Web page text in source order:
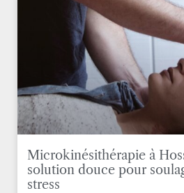
Microkinésithérapie à
solution douce pour
stress